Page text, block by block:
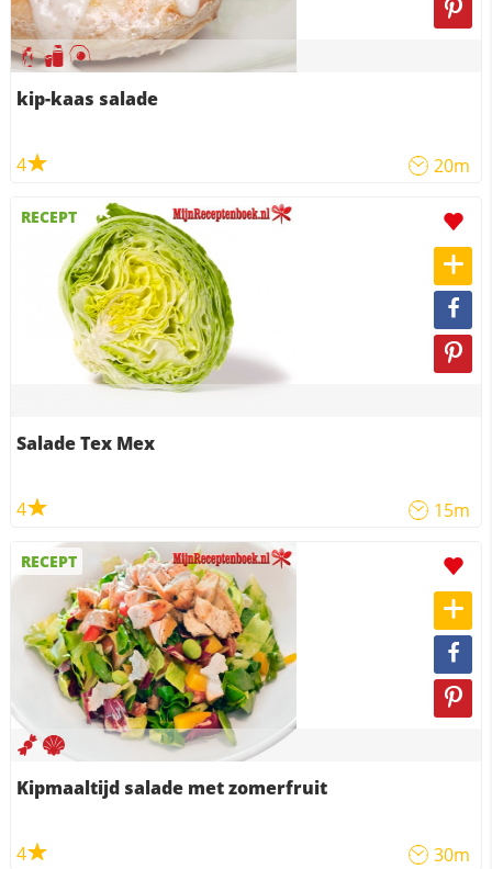
kip-kaas salade
4 20m
RECEPT
Salade Tex Mex
4 15m
RECEPT
Kipmaaltijd salade met zomerfruit
4 30m